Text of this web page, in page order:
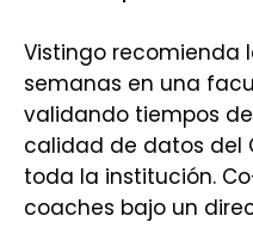
Vistingo recomienda
semanas en una
validando tiempos
calidad de datos del
toda la institución.
coaches bajo un